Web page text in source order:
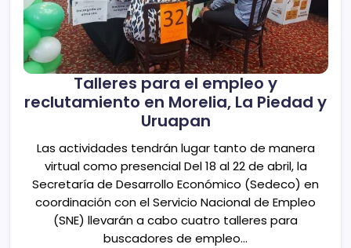
Talleres para el empleo y
reclutamiento en Morelia, La Piedad y
Uruapan
Las actividades tendrán lugar tanto de manera
virtual como presencial Del 18 al 22 de abril, la
Secretaría de Desarrollo Económico (Sedeco) en
coordinación con el Servicio Nacional de Empleo
(SNE) llevarán a cabo cuatro talleres para
buscadores de empleo…